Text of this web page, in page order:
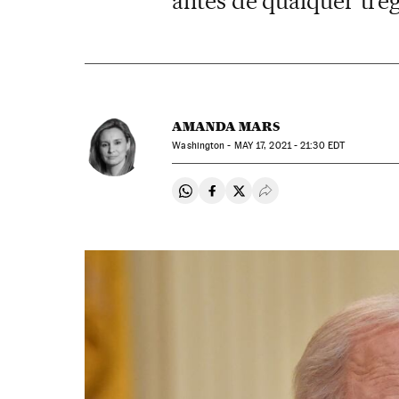
AMANDA MARS
Washington - MAY17, 2021 - 21:30EDT
Compartir en Whatsapp
Compartir en Facebook
Compartir en Twitter
Desplegar Redes